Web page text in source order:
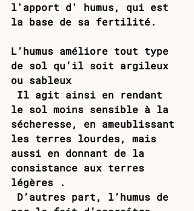
l'apport d' humus, qui est
la base de sa fertilité.
L’humus améliore tout type
de sol qu’il soit argileux
ou sableux
Il agit ainsi en rendant
le sol moins sensible à la
sécheresse, en ameublissant
les terres lourdes, mais
aussi en donnant de la
consistance aux terres
légères .
D’autres part, l’humus de